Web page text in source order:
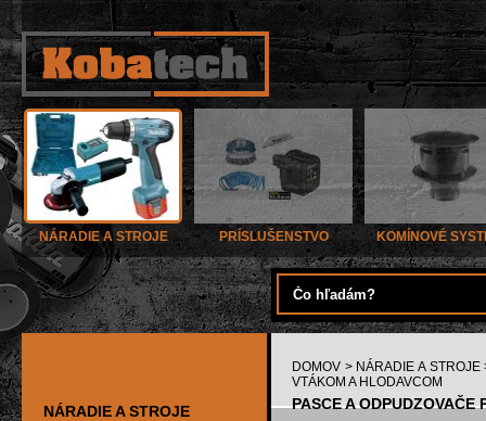
NÁRADIE A STROJE PRÍSLUŠENSTVO KOMÍNOVÉ
NÁRADIE A STROJE
DOMOV > NÁRADIE A STROJE
VTÁKOM A HLODAVCOM
PASCE A ODPUDZOVAČE